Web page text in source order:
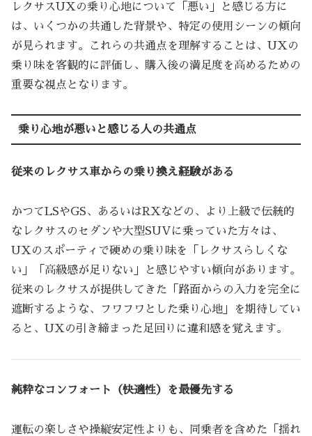
レクサスUXの乗り心地について「悪い」と感じる方に
は、いくつかの共通した背景や、特定の使用シーンの傾向
が見られます。これらの共通点を理解することは、UXの
乗り味を客観的に評価し、購入後の満足度を高めるための
重要な視点となります。
乗り心地が悪いと感じる人の共通点
従来のレクサス車からの乗り換え経験がある
かつてLSやGS、あるいはRXなどの、より上級で伝統的
なレクサスのセダンや大型SUVに乗っていた方々は、
UXのスポーティで硬めの乗り味を「レクサスらしくな
い」「高級感が足りない」と感じやすい傾向があります。
従来のレクサスが提供してきた「路面からの入力を完全に
遮断するような、フワフワとした乗り心地」を期待してい
ると、UXの引き締まった足回りに違和感を覚えます。
純粋なコンフォート（快適性）を最優先する
運転の楽しさや操縦安定性よりも、同乗者を含めた「揺れ